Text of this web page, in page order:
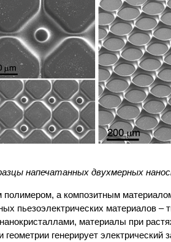
напечатанных двухмерных
а композитным
пьезоэлектрических материалов –
материалы при
генерирует электрический